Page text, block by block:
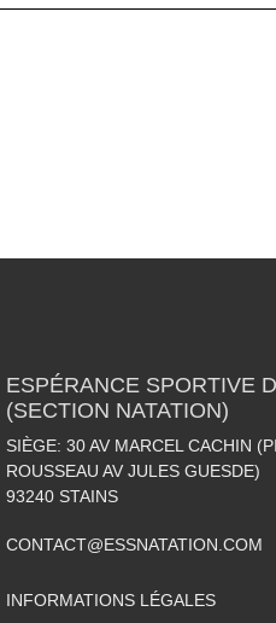
ESPÉRANCE SPORTIVE
(SECTION NATATION)
SIÈGE: 30 AV MARCEL CACHIN
ROUSSEAU AV JULES GUESDE)
93240 STAINS
CONTACT@ESSNATATION.COM
INFORMATIONS LÉGALES